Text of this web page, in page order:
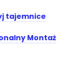
tajemnice
Montaż